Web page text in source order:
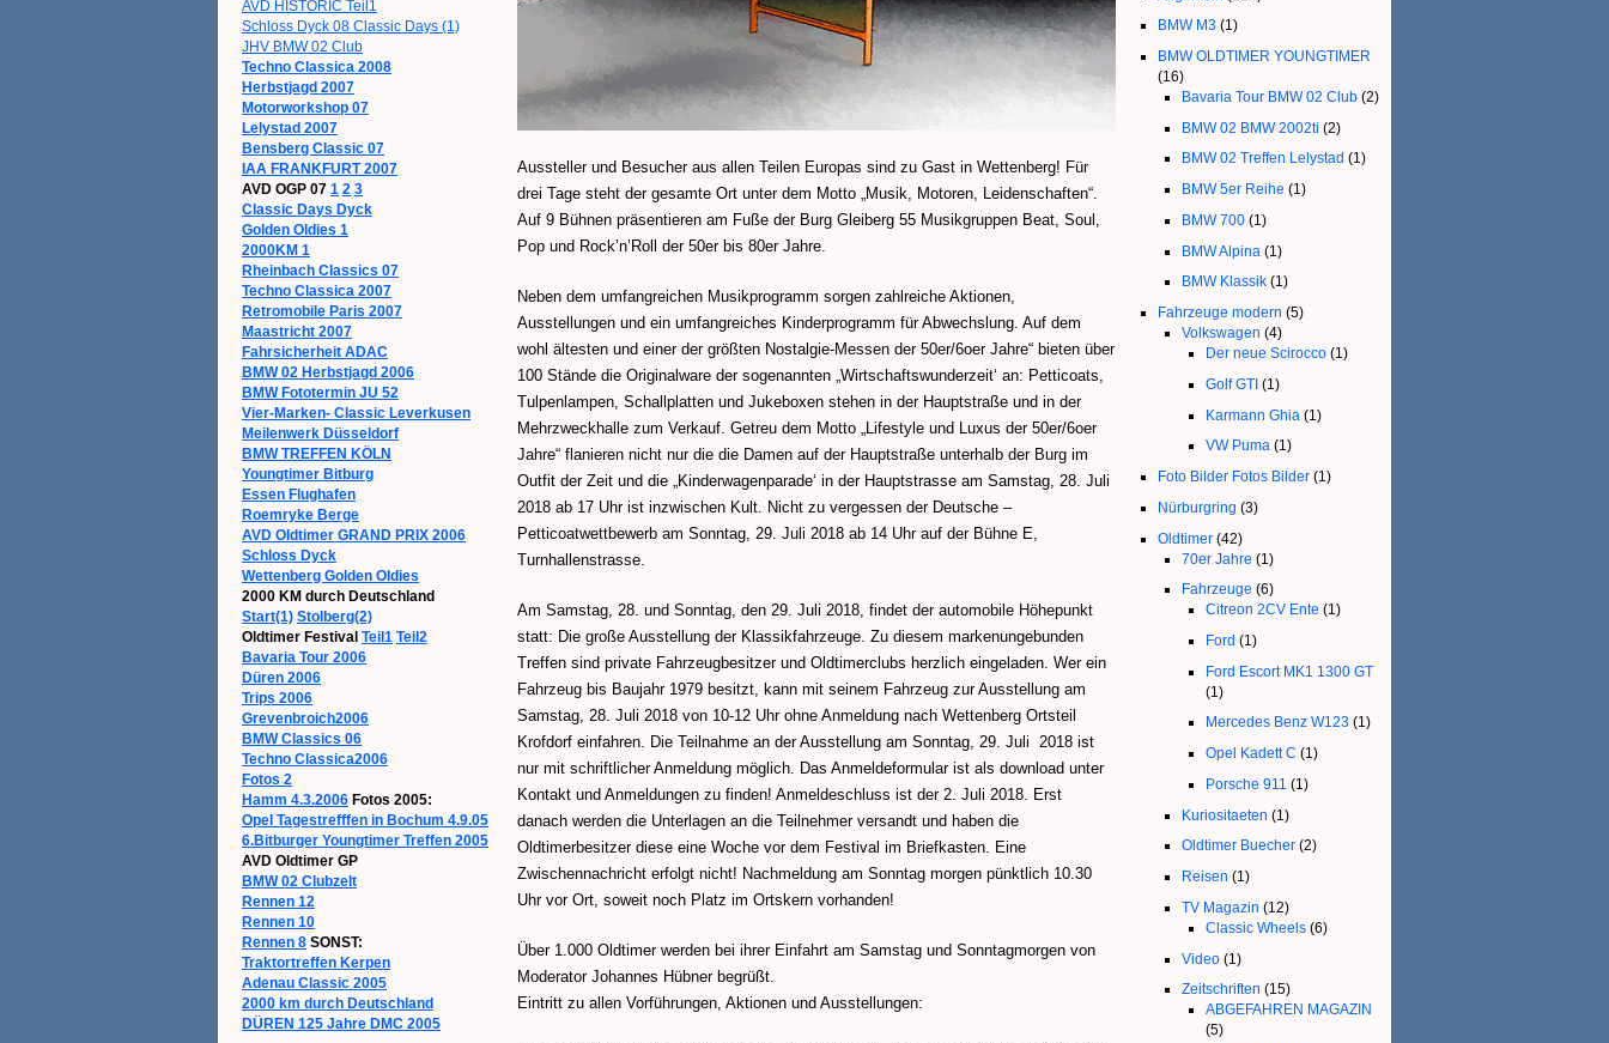
AVD HISTORIC Teil1
Schloss Dyck 08 Classic Days (1)
JHV BMW 02 Club
Techno Classica 2008
Herbstjagd 2007
Motorworkshop 07
Lelystad 2007
Bensberg Classic 07
IAA FRANKFURT 2007
AVD OGP 07 1 2 3
Classic Days Dyck
Golden Oldies 1
2000KM 1
Rheinbach Classics 07
Techno Classica 2007
Retromobile Paris 2007
Maastricht 2007
Fahrsicherheit ADAC
BMW 02 Herbstjagd 2006
BMW Fototermin JU 52
Vier-Marken- Classic Leverkusen
Meilenwerk Düsseldorf
BMW TREFFEN KÖLN
Youngtimer Bitburg
Essen Flughafen
Roemryke Berge
AVD Oldtimer GRAND PRIX 2006
Schloss Dyck
Wettenberg Golden Oldies
2000 KM durch Deutschland
Start(1) Stolberg(2)
Oldtimer Festival Teil1 Teil2
Bavaria Tour 2006
Düren 2006
Trips 2006
Grevenbroich2006
BMW Classics 06
Techno Classica2006
Fotos 2
Hamm 4.3.2006 Fotos 2005:
Opel Tagestrefffen in Bochum 4.9.05
6.Bitburger Youngtimer Treffen 2005
AVD Oldtimer GP
BMW 02 Clubzelt
Rennen 12
Rennen 10
Rennen 8 SONST:
Traktortreffen Kerpen
Adenau Classic 2005
2000 km durch Deutschland
DÜREN 125 Jahre DMC 2005
Aussteller und Besucher aus allen Teilen Europas sind zu Gast in Wettenberg! Für
drei Tage steht der gesamte Ort unter dem Motto „Musik, Motoren, Leidenschaften“.
Auf 9 Bühnen präsentieren am Fuße der Burg Gleiberg 55 Musikgruppen Beat, Soul,
Pop und Rock’n’Roll der 50er bis 80er Jahre.
Neben dem umfangreichen Musikprogramm sorgen zahlreiche Aktionen,
Ausstellungen und ein umfangreiches Kinderprogramm für Abwechslung. Auf dem
wohl ältesten und einer der größten Nostalgie-Messen der 50er/6oer Jahre“ bieten über
100 Stände die Originalware der sogenannten „Wirtschaftswunderzeit‘ an: Petticoats,
Tulpenlampen, Schallplatten und Jukeboxen stehen in der Hauptstraße und in der
Mehrzweckhalle zum Verkauf. Getreu dem Motto „Lifestyle und Luxus der 50er/6oer
Jahre“ flanieren nicht nur die die Damen auf der Hauptstraße unterhalb der Burg im
Outfit der Zeit und die „Kinderwagenparade‘ in der Hauptstrasse am Samstag, 28. Juli
2018 ab 17 Uhr ist inzwischen Kult. Nicht zu vergessen der Deutsche –
Petticoatwettbewerb am Sonntag, 29. Juli 2018 ab 14 Uhr auf der Bühne E,
Turnhallenstrasse.
Am Samstag, 28. und Sonntag, den 29. Juli 2018, findet der automobile Höhepunkt
statt: Die große Ausstellung der Klassikfahrzeuge. Zu diesem markenungebunden
Treffen sind private Fahrzeugbesitzer und Oldtimerclubs herzlich eingeladen. Wer ein
Fahrzeug bis Baujahr 1979 besitzt, kann mit seinem Fahrzeug zur Ausstellung am
Samstag, 28. Juli 2018 von 10-12 Uhr ohne Anmeldung nach Wettenberg Ortsteil
Krofdorf einfahren. Die Teilnahme an der Ausstellung am Sonntag, 29. Juli 2018 ist
nur mit schriftlicher Anmeldung möglich. Das Anmeldeformular ist als download unter
Kontakt und Anmeldungen zu finden! Anmeldeschluss ist der 2. Juli 2018. Erst
danach werden die Unterlagen an die Teilnehmer versandt und haben die
Oldtimerbesitzer diese eine Woche vor dem Festival im Briefkasten. Eine
Zwischennachricht erfolgt nicht! Nachmeldung am Sonntag morgen pünktlich 10.30
Uhr vor Ort, soweit noch Platz im Ortskern vorhanden!
Über 1.000 Oldtimer werden bei ihrer Einfahrt am Samstag und Sonntagmorgen von
Moderator Johannes Hübner begrüßt.
Eintritt zu allen Vorführungen, Aktionen und Ausstellungen:
BMW M3 (1)
BMW OLDTIMER YOUNGTIMER
(16)
Bavaria Tour BMW 02 Club (2)
BMW 02 BMW 2002ti (2)
BMW 02 Treffen Lelystad (1)
BMW 5er Reihe (1)
BMW 700 (1)
BMW Alpina (1)
BMW Klassik (1)
Fahrzeuge modern (5)
Volkswagen (4)
Der neue Scirocco (1)
Golf GTI (1)
Karmann Ghia (1)
VW Puma (1)
Foto Bilder Fotos Bilder (1)
Nürburgring (3)
Oldtimer (42)
70er Jahre (1)
Fahrzeuge (6)
Citreon 2CV Ente (1)
Ford (1)
Ford Escort MK1 1300 GT
(1)
Mercedes Benz W123 (1)
Opel Kadett C (1)
Porsche 911 (1)
Kuriositaeten (1)
Oldtimer Buecher (2)
Reisen (1)
TV Magazin (12)
Classic Wheels (6)
Video (1)
Zeitschriften (15)
ABGEFAHREN MAGAZIN
(5)